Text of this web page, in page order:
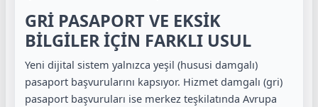
GRİ PASAPORT VE EKSİK
BİLGİLER İÇİN FARKLI USUL
Yeni dijital sistem yalnızca yeşil (hususi damgalı)
pasaport başvurularını kapsıyor. Hizmet damgalı (gri)
pasaport başvuruları ise merkez teşkilatında Avrupa